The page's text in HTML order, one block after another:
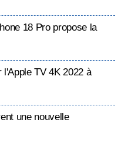
18 Pro propose la
TV 4K 2022 à
une nouvelle